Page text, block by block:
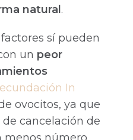
natural .
sí pueden
un peor
In
ovocitos, ya que
cancelación de